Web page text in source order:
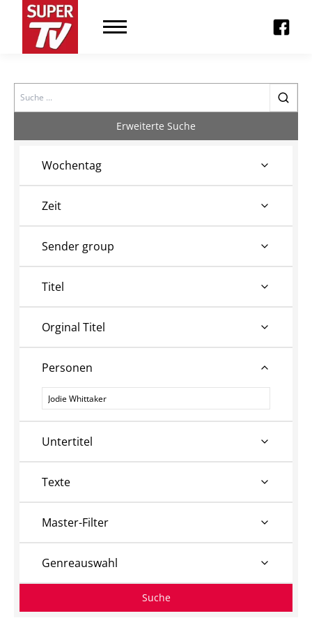
Search
Erweiterte Suche
Wochentag
Zeit
Sender group
Titel
Orginal Titel
Personen
Personen
Untertitel
Texte
Master-Filter
Genreauswahl
Suche